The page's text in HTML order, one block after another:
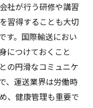
社が行う研修や講習
習得することも大切
す。国際輸送におい
につけておくこと
の円滑なコミュニケ
、運送業界は労働時
、健康管理も重要で